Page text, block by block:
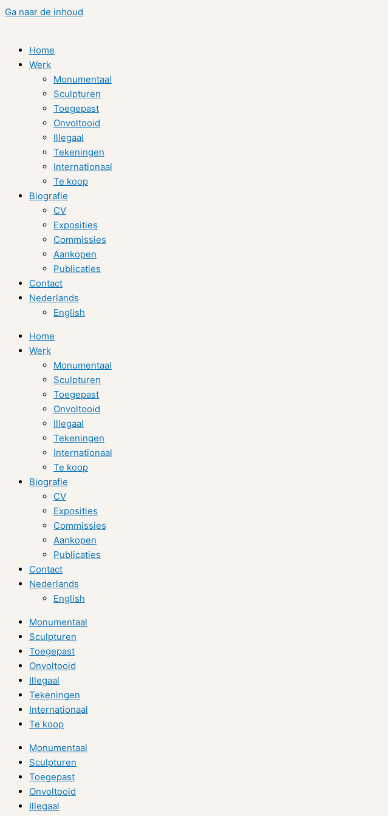
Ga naar de inhoud
Home
Werk
Monumentaal
Sculpturen
Toegepast
Onvoltooid
Illegaal
Tekeningen
Internationaal
Te koop
Biografie
CV
Exposities
Commissies
Aankopen
Publicaties
Contact
Nederlands
English
Home
Werk
Monumentaal
Sculpturen
Toegepast
Onvoltooid
Illegaal
Tekeningen
Internationaal
Te koop
Biografie
CV
Exposities
Commissies
Aankopen
Publicaties
Contact
Nederlands
English
Monumentaal
Sculpturen
Toegepast
Onvoltooid
Illegaal
Tekeningen
Internationaal
Te koop
Monumentaal
Sculpturen
Toegepast
Onvoltooid
Illegaal